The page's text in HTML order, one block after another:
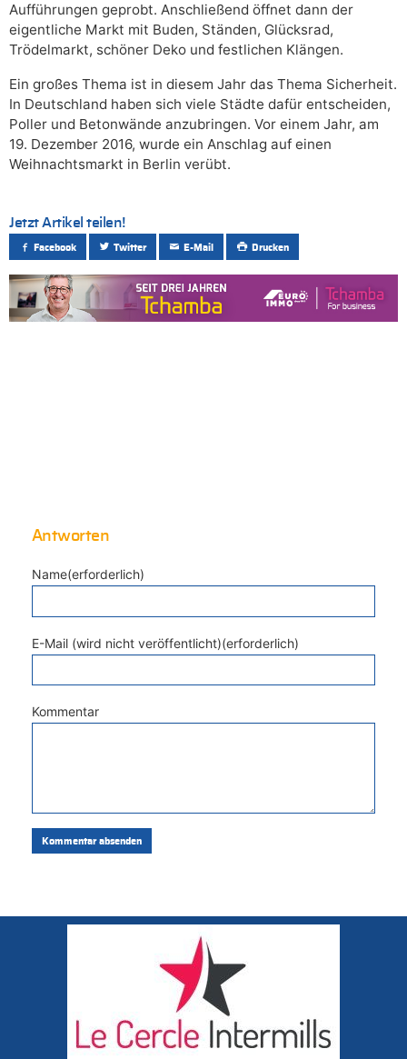
Aufführungen geprobt. Anschließend öffnet dann der
eigentliche Markt mit Buden, Ständen, Glücksrad,
Trödelmarkt, schöner Deko und festlichen Klängen.
Ein großes Thema ist in diesem Jahr das Thema Sicherheit.
In Deutschland haben sich viele Städte dafür entscheiden,
Poller und Betonwände anzubringen. Vor einem Jahr, am
19. Dezember 2016, wurde ein Anschlag auf einen
Weihnachtsmarkt in Berlin verübt.
Jetzt Artikel teilen!
Facebook Twitter E-Mail Drucken
Antworten
Name(erforderlich)
E-Mail (wird nicht veröffentlicht)(erforderlich)
Kommentar